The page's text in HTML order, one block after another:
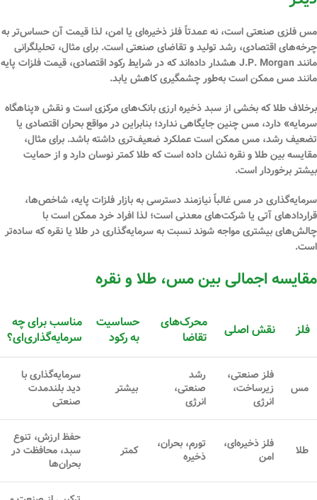
مس فلزی صنعتی است، نه عمدتاً فلز ذخیره‌ای یا امن، لذا قیمت آن حساس‌تر به
چرخه‌های اقتصادی، رشد تولید و تقاضای صنعتی است. برای مثال، تحلیلگرانی
مانند J.P. Morgan هشدار داده‌اند که در شرایط رکود اقتصادی، قیمت فلزات پایه
مانند مس ممکن است به‌طور چشمگیری کاهش یابد.
برخلاف طلا که بخشی از سبد ذخیره ارزی بانک‌های مرکزی است و نقش «پناهگاه
سرمایه» دارد، مس چنین جایگاهی ندارد؛ بنابراین در مواقع بحران اقتصادی یا
تضعیف رشد، مس ممکن است عملکرد ضعیف‌تری داشته باشد. برای مثال،
مقایسه بین طلا و نقره نشان داده است که طلا کمتر نوسان دارد و از حمایت
بیشتر برخوردار است.
سرمایه‌گذاری در مس غالباً نیازمند دسترسی به بازار فلزات پایه، شاخص‌ها،
قراردادهای آتی یا شرکت‌های معدنی است؛ لذا افراد خرد ممکن است با
چالش‌های بیشتری مواجه شوند نسبت به سرمایه‌گذاری در طلا یا نقره که ساده‌تر
است.
مقایسه اجمالی بین مس، طلا و نقره
فلز نقش اصلی
محرک‌های
تقاضا
حساسیت
به رکود
مناسب برای چه
سرمایه‌گذاری‌ای؟
مس
فلز صنعتی،
زیرساخت،
انرژی
رشد
صنعتی،
انرژی
بیشتر
سرمایه‌گذاری با
دید بلندمدت
صنعتی
طلا
فلز ذخیره‌ای،
امن
تورم، بحران،
ذخیره
کمتر
حفظ ارزش، تنوع
سبد، محافظت در
بحران‌ها